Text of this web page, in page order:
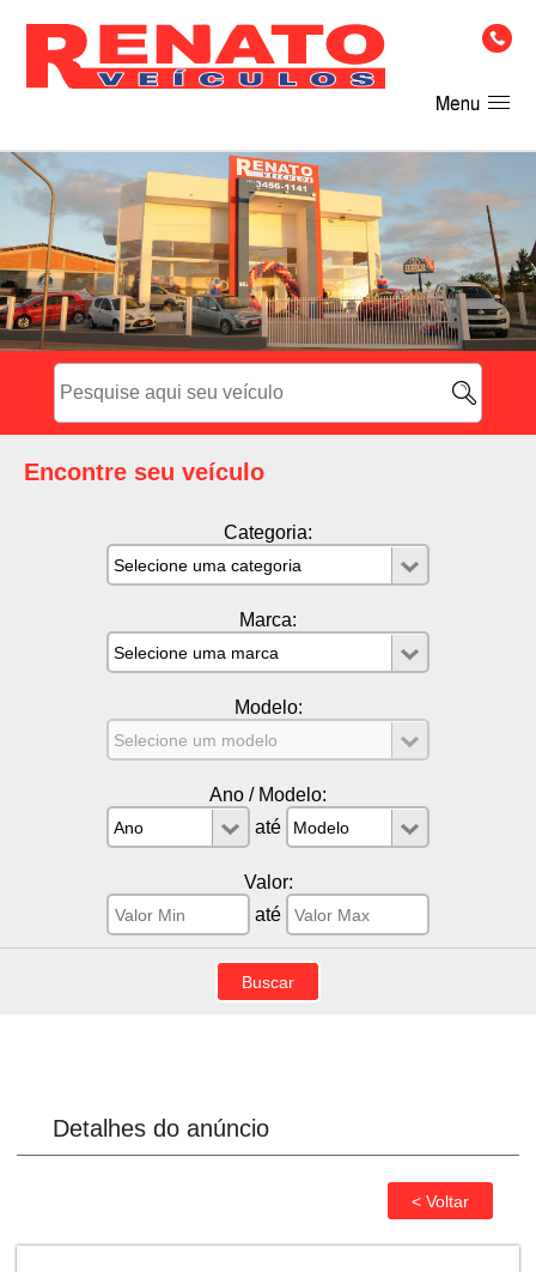
Encontre seu veículo
Categoria:
Marca:
Modelo:
Ano / Modelo:
até
Valor:
até
Detalhes do anúncio